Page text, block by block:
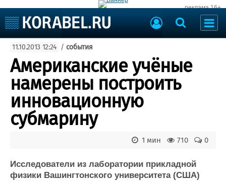
реклама 16+
Судоходство
Судоремонт
События
Пресс-релизы
Порты
Рыболовство
ВМФ
Образование
Яхты и катера
Еще
Пульс
Новости
Доска объявлений
Продажа флота
11.10.2013 12:24 / события
Американские учёные
намерены построить
инновационную
субмарину
0
710
1 мин
Исследователи из лаборатории прикладной
физики Вашингтонского университета (США)